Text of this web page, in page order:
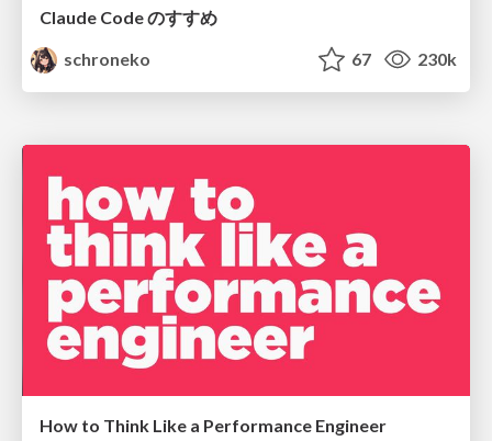
Claude Code のすすめ
schroneko
67 230k
How to Think Like a Performance Engineer